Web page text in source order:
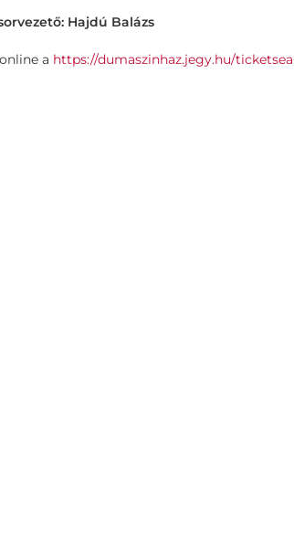
Hajdú Balázs
a https://dumaszinhaz.jegy.hu/